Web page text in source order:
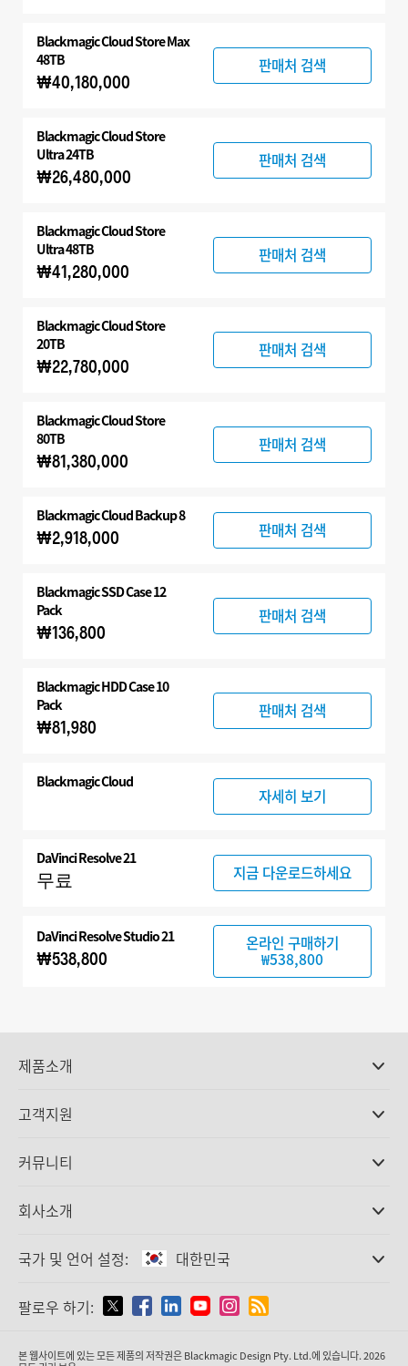
Blackmagic Cloud Store Max
48TB
₩40,180,000
판매처 검색
Blackmagic Cloud Store
Ultra 24TB
₩26,480,000
판매처 검색
Blackmagic Cloud Store
Ultra 48TB
₩41,280,000
판매처 검색
Blackmagic Cloud Store
20TB
₩22,780,000
판매처 검색
Blackmagic Cloud Store
80TB
₩81,380,000
판매처 검색
Blackmagic Cloud Backup 8
₩2,918,000 판매처 검색
Blackmagic SSD Case 12
Pack
₩136,800
판매처 검색
Blackmagic HDD Case 10
Pack
₩81,980
판매처 검색
Blackmagic Cloud
자세히 보기
DaVinci Resolve 21
무료 지금 다운로드하세요
DaVinci Resolve Studio 21
₩538,800
온라인 구매하기
₩538,800
제품소개
DaVinci Resolve와 Fusion 소프트웨어
Ultimatte
캡쳐 및 재생
표준 변환
모니터링
네트워크 스토리지
라우팅 및 분배
고객지원
고객지원 센터
커뮤니티
회사소개
회사 소개
미디어
국가 및 언어 설정: 대한민국
국가 및 언어를 설정하세요
팔로우 하기:
본 웹사이트에 있는 모든 제품의 저작권은 Blackmagic Design Pty. Ltd.에 있습니다. 2026